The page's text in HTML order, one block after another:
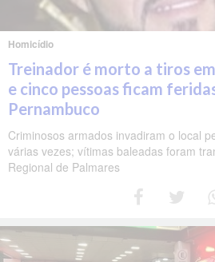
Homicídio
Treinador é morto a tiros
e cinco pessoas ficam
Pernambuco
Criminosos armados invadiram o local
várias vezes; vítimas baleadas foram
Regional de Palmares